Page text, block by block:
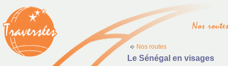
Nos routes
Le Sénégal en visages